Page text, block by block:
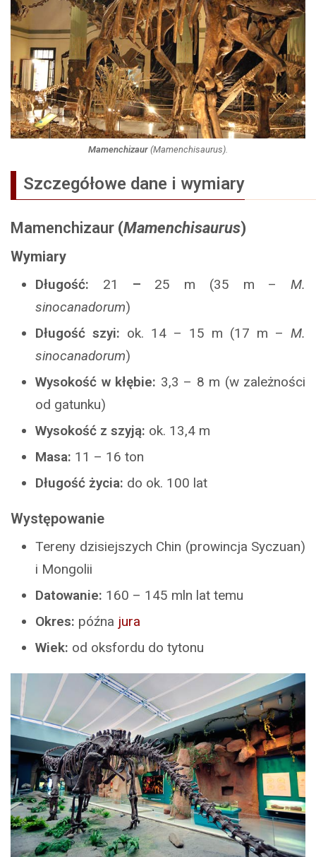
Mamenchizaur (Mamenchisaurus).
Szczegółowe dane i wymiary
Mamenchizaur (Mamenchisaurus)
Wymiary
Długość: 21 – 25 m (35 m – M.
sinocanadorum)
Długość szyi: ok. 14 – 15 m (17 m – M.
sinocanadorum)
Wysokość w kłębie: 3,3 – 8 m (w zależności
od gatunku)
Wysokość z szyją: ok. 13,4 m
Masa: 11 – 16 ton
Długość życia: do ok. 100 lat
Występowanie
Tereny dzisiejszych Chin (prowincja Syczuan)
i Mongolii
Datowanie: 160 – 145 mln lat temu
Okres: późna jura
Wiek: od oksfordu do tytonu